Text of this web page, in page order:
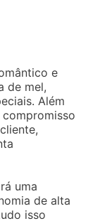
e
de mel,
Além
uma
de alta
isso